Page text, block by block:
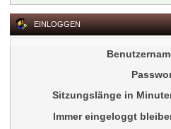
EINLOGGEN
Sitzungslänge in
Immer eingeloggt